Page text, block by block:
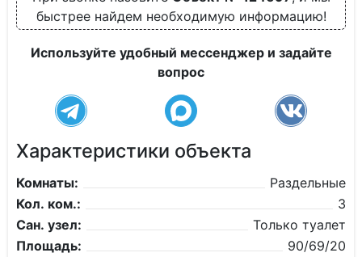
быстрее найдем необходимую информацию!
Используйте удобный мессенджер и задайте
вопрос
Характеристики объекта
Комнаты:
Раздельные
Кол. ком.:
3
Сан. узел:
Только туалет
Площадь:
90/69/20